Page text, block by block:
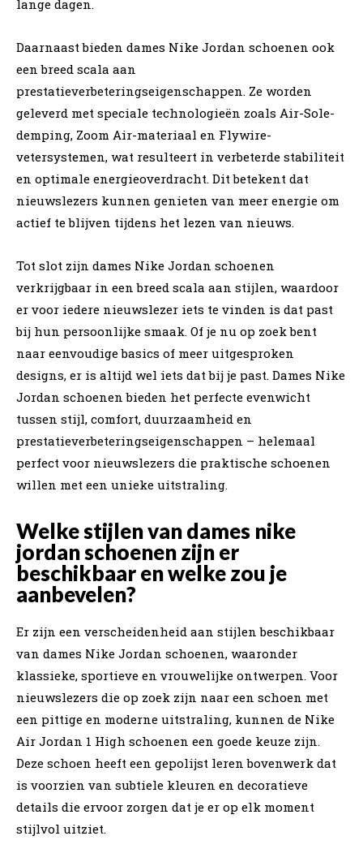
lange dagen.
Daarnaast bieden dames Nike Jordan schoenen ook
een breed scala aan
prestatieverbeteringseigenschappen. Ze worden
geleverd met speciale technologieën zoals Air-Sole-
demping, Zoom Air-materiaal en Flywire-
vetersystemen, wat resulteert in verbeterde stabiliteit
en optimale energieoverdracht. Dit betekent dat
nieuwslezers kunnen genieten van meer energie om
actief te blijven tijdens het lezen van nieuws.
Tot slot zijn dames Nike Jordan schoenen
verkrijgbaar in een breed scala aan stijlen, waardoor
er voor iedere nieuwslezer iets te vinden is dat past
bij hun persoonlijke smaak. Of je nu op zoek bent
naar eenvoudige basics of meer uitgesproken
designs, er is altijd wel iets dat bij je past. Dames Nike
Jordan schoenen bieden het perfecte evenwicht
tussen stijl, comfort, duurzaamheid en
prestatieverbeteringseigenschappen – helemaal
perfect voor nieuwslezers die praktische schoenen
willen met een unieke uitstraling.
Welke stijlen van dames nike
jordan schoenen zijn er
beschikbaar en welke zou je
aanbevelen?
Er zijn een verscheidenheid aan stijlen beschikbaar
van dames Nike Jordan schoenen, waaronder
klassieke, sportieve en vrouwelijke ontwerpen. Voor
nieuwslezers die op zoek zijn naar een schoen met
een pittige en moderne uitstraling, kunnen de Nike
Air Jordan 1 High schoenen een goede keuze zijn.
Deze schoen heeft een gepolijst leren bovenwerk dat
is voorzien van subtiele kleuren en decoratieve
details die ervoor zorgen dat je er op elk moment
stijlvol uitziet.